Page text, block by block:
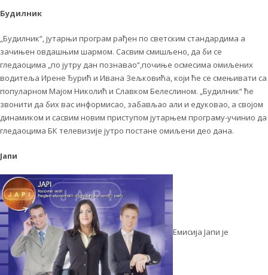
Будилник
„Будилник“, јутарњи програм рађен по светским стандардима а
зачињен овдашњим шармом. Сасвим смишљено, да би се
гледаоцима „по јутру дан познавао“,почиње осмесима омиљених
водитеља Ирене Ђурић и Ивана Зељковића, који ће се смењивати са
популарном Мајом Николић и Славком Белеслином. „Будилник“ ће
звонити да бих вас информисао, забављао али и едуковао, а својом
динамиком и сасвим новим приступом јутарњем програму-учинио да
гледаоцима БК телевизије јутро постане омиљени део дана.
Јапи
Емисија Јапи је